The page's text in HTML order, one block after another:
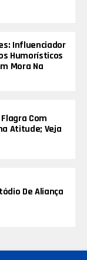
Influenciador
Humorísticos
Mora Na
Com
Atitude; Veja
De Aliança